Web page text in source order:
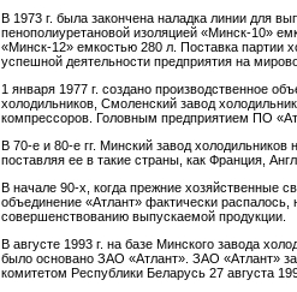
В 1973 г. была закончена наладка линии для
пенополиуретановой изоляцией «Минск-10»
«Минск-12» емкостью 280 л. Поставка партии
успешной деятельности предприятия на
1 января 1977 г. создано производственное
холодильников, Смоленский завод
компрессоров. Головным предприятием ПО
В 70-е и 80-е гг. Минский завод холодильников
поставляя ее в такие страны, как Франция,
В начале 90-х, когда прежние хозяйственные
объединение «Атлант» фактически
совершенствованию выпускаемой продукции.
В августе 1993 г. на базе Минского завода
было основано ЗАО «Атлант». ЗАО «Атлант»
комитетом Республики Беларусь 27 августа